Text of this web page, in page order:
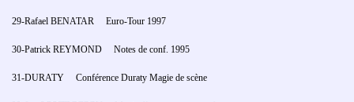
29-Rafael BENATAR Euro-Tour 1997
30-Patrick REYMOND Notes de conf. 1995
31-DURATY Conférence Duraty Magie de scène